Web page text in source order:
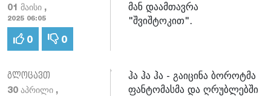
01 მაისი ,
2025 06:05
0 0
მან დაამთავრა
"შვიშტოკით".
გლოცავთ
30 აპრილი ,
ჰა ჰა ჰა - გაიცინა ბოროტმა
ფანტომასმა და ღრუბლებში